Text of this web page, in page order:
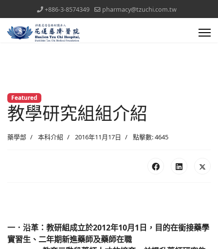
+886-3-8574349 pharmacy@tzuchi.com.tw
Featured
教學研究組組介紹
藥學部 本科介紹 2016年11月17日 點擊數: 4645
一．沿革：教研組成立於2012年10月1日，目的在銜接藥學
實習生、二年期新進藥師及藥師在職